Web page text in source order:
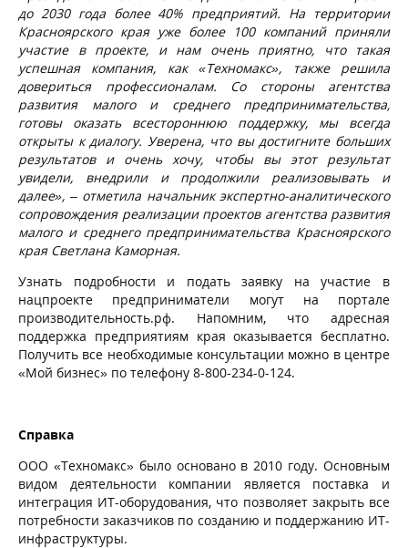
до 2030 года более 40% предприятий. На территории
Красноярского края уже более 100 компаний приняли
участие в проекте, и нам очень приятно, что такая
успешная компания, как «Техномакс», также решила
довериться профессионалам. Со стороны агентства
развития малого и среднего предпринимательства,
готовы оказать всестороннюю поддержку, мы всегда
открыты к диалогу. Уверена, что вы достигните больших
результатов и очень хочу, чтобы вы этот результат
увидели, внедрили и продолжили реализовывать и
далее», – отметила начальник экспертно-аналитического
сопровождения реализации проектов агентства развития
малого и среднего предпринимательства Красноярского
края Светлана Каморная.
Узнать подробности и подать заявку на участие в
нацпроекте предприниматели могут на портале
производительность.рф. Напомним, что адресная
поддержка предприятиям края оказывается бесплатно.
Получить все необходимые консультации можно в центре
«Мой бизнес» по телефону 8-800-234-0-124.
Справка
ООО «Техномакс» было основано в 2010 году. Основным
видом деятельности компании является поставка и
интеграция ИТ-оборудования, что позволяет закрыть все
потребности заказчиков по созданию и поддержанию ИТ-
инфраструктуры.